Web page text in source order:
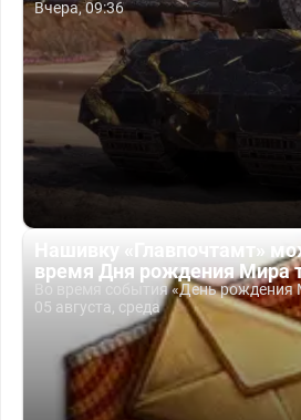
Вчера, 09:36
Нашивку «Главпочтамт»
время Дня рождения Мира
Во время события «День рождения
05 августа, среда